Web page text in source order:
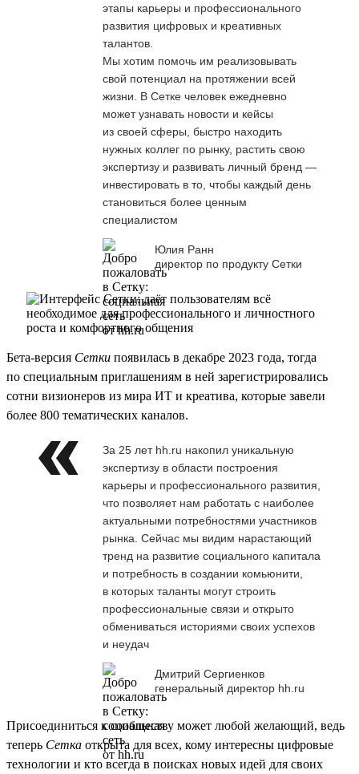
этапы карьеры и профессионального
развития цифровых и креативных
талантов.
Мы хотим помочь им реализовывать
свой потенциал на протяжении всей
жизни. В Сетке человек ежедневно
может узнавать новости и кейсы
из своей сферы, быстро находить
нужных коллег по рынку, растить свою
экспертизу и развивать личный бренд —
инвестировать в то, чтобы каждый день
становиться более ценным
специалистом
Юлия Ранн
директор по продукту Сетки
Бета-версия Сетки появилась в декабре 2023 года, тогда
по специальным приглашениям в ней зарегистрировались
сотни визионеров из мира ИТ и креатива, которые завели
более 800 тематических каналов.
За 25 лет hh.ru накопил уникальную
экспертизу в области построения
карьеры и профессионального развития,
что позволяет нам работать с наиболее
актуальными потребностями участников
рынка. Сейчас мы видим нарастающий
тренд на развитие социального капитала
и потребность в создании комьюнити,
в которых таланты могут строить
профессиональные связи и открыто
обмениваться историями своих успехов
и неудач
Дмитрий Сергиенков
генеральный директор hh.ru
Присоединиться к сообществу может любой желающий, ведь
теперь Сетка открыта для всех, кому интересны цифровые
технологии и кто всегда в поисках новых идей для своих